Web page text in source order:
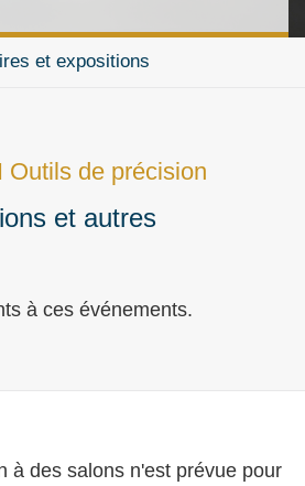
et expositions
Outils de précision
et autres
à ces événements.
à des salons n'est prévue pour